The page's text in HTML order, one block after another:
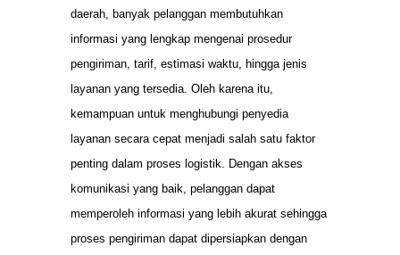
daerah, banyak pelanggan membutuhkan
informasi yang lengkap mengenai prosedur
pengiriman, tarif, estimasi waktu, hingga jenis
layanan yang tersedia. Oleh karena itu,
kemampuan untuk menghubungi penyedia
layanan secara cepat menjadi salah satu faktor
penting dalam proses logistik. Dengan akses
komunikasi yang baik, pelanggan dapat
memperoleh informasi yang lebih akurat sehingga
proses pengiriman dapat dipersiapkan dengan